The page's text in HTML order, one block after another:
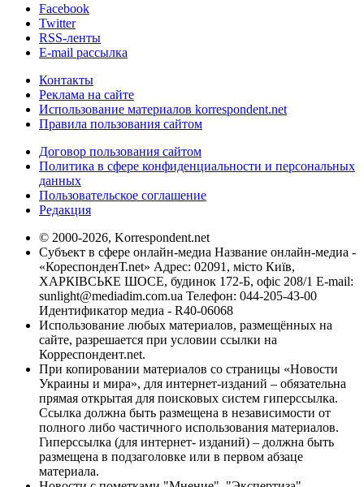
Facebook
Twitter
RSS-ленты
E-mail рассылка
Контакты
Реклама на сайте
Использование материалов korrespondent.net
Правила пользования сайтом
Договор пользования сайтом
Политика в сфере конфиденциальности и персональных
данных
Пользовательское соглашение
Редакция
© 2000-2026, Korrespondent.net
Субъект в сфере онлайн-медиа Название онлайн-медиа -
«КореспонденТ.net» Адрес: 02091, місто Київ,
ХАРКІВСЬКЕ ШОСЕ, будинок 172-Б, офіс 208/1 E-mail:
sunlight@mediadim.com.ua Телефон: 044-205-43-00
Идентификатор медиа - R40-06068
Использование любых материалов, размещённых на
сайте, разрешается при условии ссылки на
Корреспондент.net.
При копировании материалов со страницы «Новости
Украины и мира», для интернет-изданий – обязательна
прямая открытая для поисковых систем гиперссылка.
Ссылка должна быть размещена в независимости от
полного либо частичного использования материалов.
Гиперссылка (для интернет- изданий) – должна быть
размещена в подзаголовке или в первом абзаце
материала.